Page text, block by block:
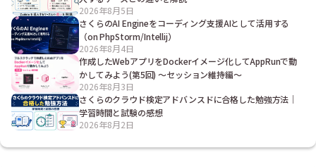
2026年8月5日
さくらのAI Engineをコーディング支援AIとして活用する
（on PhpStorm/Intellij）
2026年8月4日
作成したWebアプリをDockerイメージ化してAppRunで動
かしてみよう(第5回) ～セッション維持編～
2026年8月3日
さくらのクラウド検定アドバンスドに合格した勉強方法｜
学習時間と試験の感想
2026年8月2日